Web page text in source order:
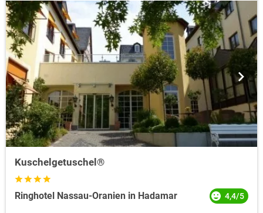
Kuschelgetuschel®
Ringhotel Nassau-Oranien in Hadamar 4,4/5